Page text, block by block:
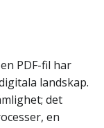
PDF-fil har
landskap.
det
en